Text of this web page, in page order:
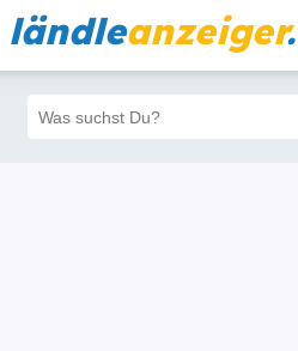
ländleanzeiger
Filter Alle
288